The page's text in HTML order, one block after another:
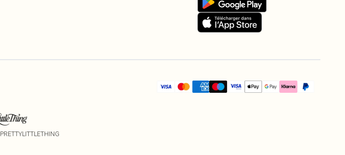
PRETTYLITTLETHING